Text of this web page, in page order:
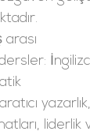
arası
liderlik